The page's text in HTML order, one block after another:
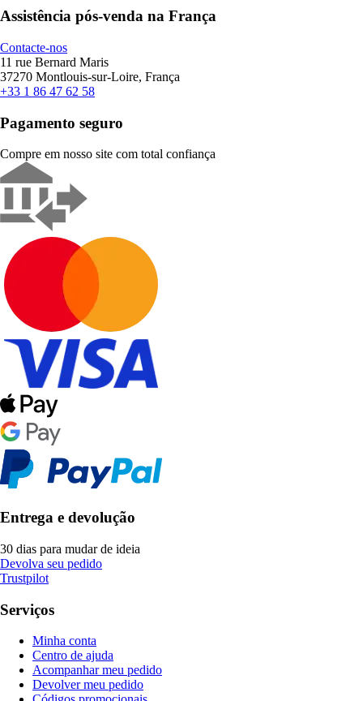
Assistência pós-venda na França
Contacte-nos
11 rue Bernard Maris
37270 Montlouis-sur-Loire, França
+33 1 86 47 62 58
Pagamento seguro
Compre em nosso site com total confiança
Entrega e devolução
30 dias para mudar de ideia
Devolva seu pedido
Trustpilot
Serviços
Minha conta
Centro de ajuda
Acompanhar meu pedido
Devolver meu pedido